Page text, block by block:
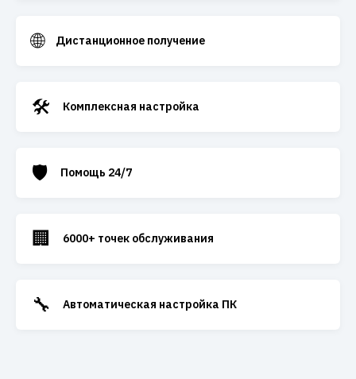
🌐 Дистанционное получение
🛠️ Комплексная настройка
🛡️ Помощь 24/7
🏢 6000+ точек обслуживания
🔧 Автоматическая настройка ПК